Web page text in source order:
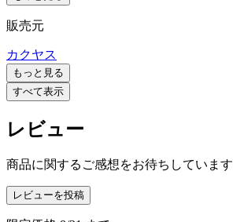
販売元
カクヤス
もっと見る
すべて表示
レビュー
商品に関するご感想をお待ちしています
レビューを投稿